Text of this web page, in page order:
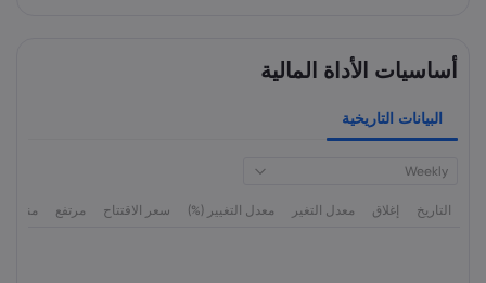
أساسيات الأداة المالية
البيانات التاريخية
Weekly
التاريخ إغلاق معدل التغير معدل التغيير (%) سعر الاقتتاح مرتفع